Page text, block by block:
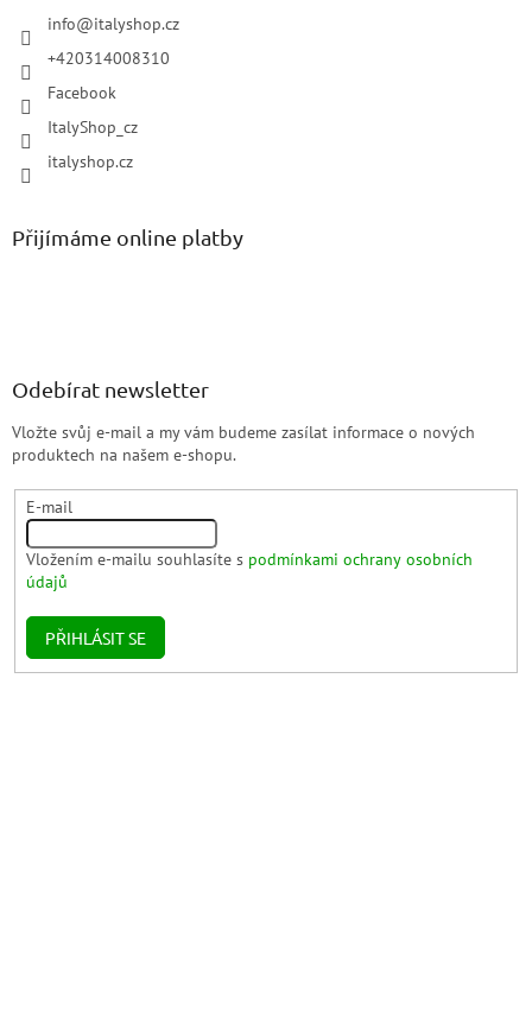
info@italyshop.cz
+420314008310
Facebook
ItalyShop_cz
italyshop.cz
Přijímáme online platby
Odebírat newsletter
Vložte svůj e-mail a my vám budeme zasílat informace o nových
produktech na našem e-shopu.
E-mail
Vložením e-mailu souhlasíte s podmínkami ochrany osobních
údajů
PŘIHLÁSIT SE